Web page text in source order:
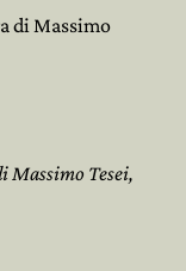
di Massimo
Massimo Tesei,